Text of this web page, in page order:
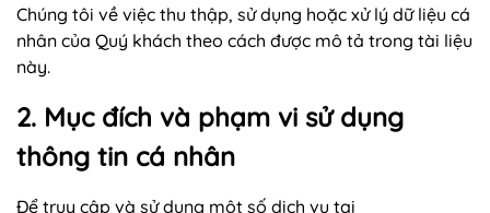
Chúng tôi về việc thu thập, sử dụng hoặc xử lý dữ liệu cá
nhân của Quý khách theo cách được mô tả trong tài liệu
này.
2. Mục đích và phạm vi sử dụng
thông tin cá nhân
Để truy cập và sử dụng một số dịch vụ tại